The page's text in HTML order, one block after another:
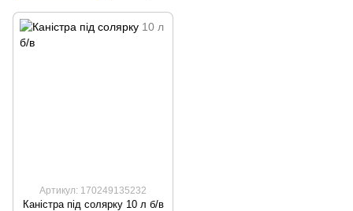
Артикул: 170249135232
Каністра під солярку 10 л б/в